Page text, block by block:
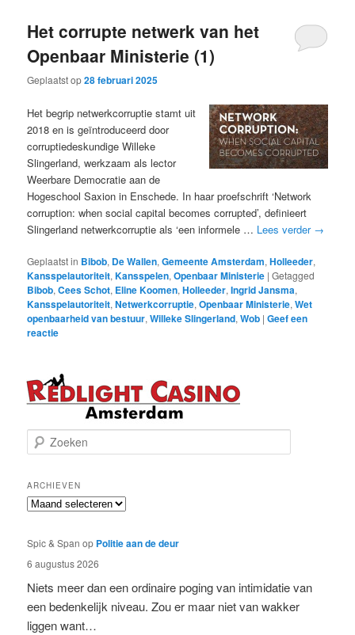
Het corrupte netwerk van het
Openbaar Ministerie (1)
Geplaatst op28 februari 2025
Het begrip netwerkcorruptie stamt uit
2018 en is geïntroduceerd door
corruptiedeskundige Willeke
Slingerland, werkzaam als lector
Weerbare Democratie aan de
Hogeschool Saxion in Enschede. In haar proefschrift ‘Network
corruption: when social capital becomes corrupted’, definieert
Slingerland netwerkcorruptie als ‘een informele … Lees verder →
Geplaatst in Bibob, De Wallen,Gemeente Amsterdam,Holleeder,
Kansspelautoriteit,Kansspelen,Openbaar Ministerie |Getagged
Bibob,Cees Schot, Eline Koomen,Holleeder,Ingrid Jansma,
Kansspelautoriteit,Netwerkcorruptie,Openbaar Ministerie,Wet
openbaarheid van bestuur,Willeke Slingerland,Wob |Geef een
reactie
o
k
e
n
ARCHIEVEN
Archieven
Spic & Span op Politie aan de deur
6 augustus 2026
Niets meer dan een ordinaire poging van intimidatie van
een bedenkelijk niveau. Zou er maar niet van wakker
liggen want…